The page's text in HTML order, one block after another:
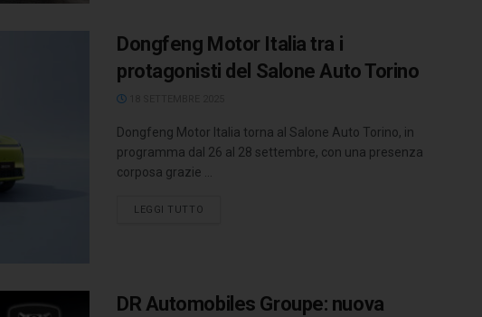
Dongfeng Motor Italia tra i
protagonisti del Salone Auto Torino
Dongfeng Motor Italia torna al Salone Auto Torino, in
programma dal 26 al 28 settembre, con una presenza
corposa grazie ...
LEGGI TUTTO
DR Automobiles Groupe: nuova